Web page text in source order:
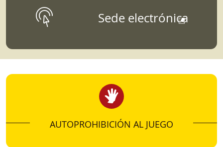
DATOS, ESTUDIOS Y
datos, estudios, informes, o estadísticas
vinculados a la Dirección General de
Ordenación del Juego.
Sede electrónica
AUTOPROHIBICIÓN AL JUEGO